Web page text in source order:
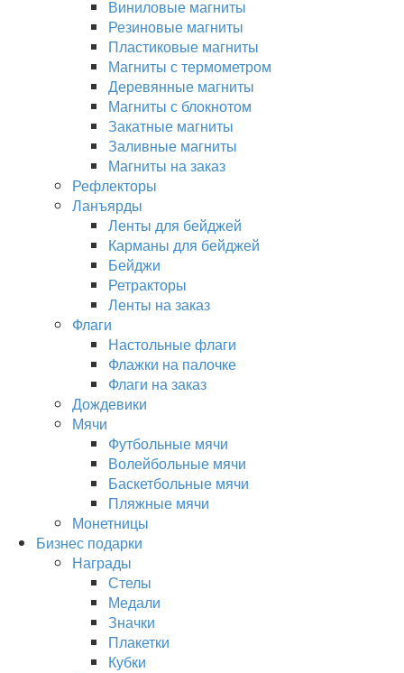
Виниловые магниты
Резиновые магниты
Пластиковые магниты
Магниты с термометром
Деревянные магниты
Магниты с блокнотом
Закатные магниты
Заливные магниты
Магниты на заказ
Рефлекторы
Ланъярды
Ленты для бейджей
Карманы для бейджей
Бейджи
Ретракторы
Ленты на заказ
Флаги
Настольные флаги
Флажки на палочке
Флаги на заказ
Дождевики
Мячи
Футбольные мячи
Волейбольные мячи
Баскетбольные мячи
Пляжные мячи
Монетницы
Бизнес подарки
Награды
Стелы
Медали
Значки
Плакетки
Кубки